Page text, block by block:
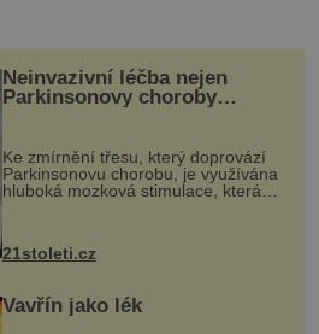
Neinvazivní léčba nejen
Parkinsonovy choroby
Ke zmírnění třesu, který doprovází
Parkinsonovu chorobu, je využívána
hluboká mozková stimulace, která
však vyžaduje vysoce invazivní
zákrok. Ultrazvuk zase není vhodný
k dostatečně přesnému zacílení ...
21stoleti.cz
Vavřín jako lék